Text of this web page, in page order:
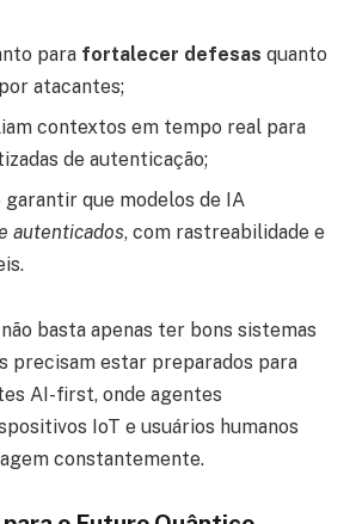
para fortalecer defesas quanto
atacantes;
contextos em tempo real para
de autenticação;
garantir que modelos de IA
autenticados, com rastreabilidade e
basta apenas ter bons sistemas
precisam estar preparados para
AI-first, onde agentes
IoT e usuários humanos
constantemente.